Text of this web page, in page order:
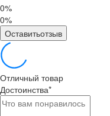
0%
0%
Оставитьотзыв
Отличный товар
Достоинства*